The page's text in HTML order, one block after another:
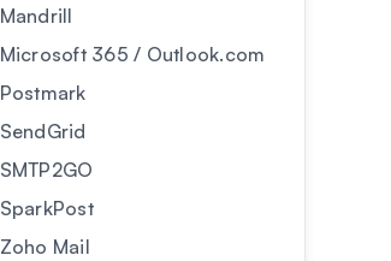
Mandrill
Microsoft 365 / Outlook.com
Postmark
SendGrid
SMTP2GO
SparkPost
Zoho Mail